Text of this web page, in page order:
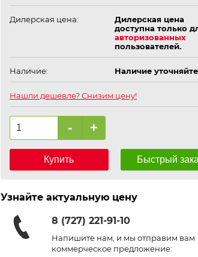
Дилерская цена:
Дилерская цена
доступна только
авторизованных
пользователей.
Наличие: Наличие уточняйте
Нашли дешевле? Снизим цену!
- +
Купить Быстрый
Узнайте актуальную цену
8 (727) 221-91-10
Напишите нам, и мы отправим вам
коммерческое предложение: